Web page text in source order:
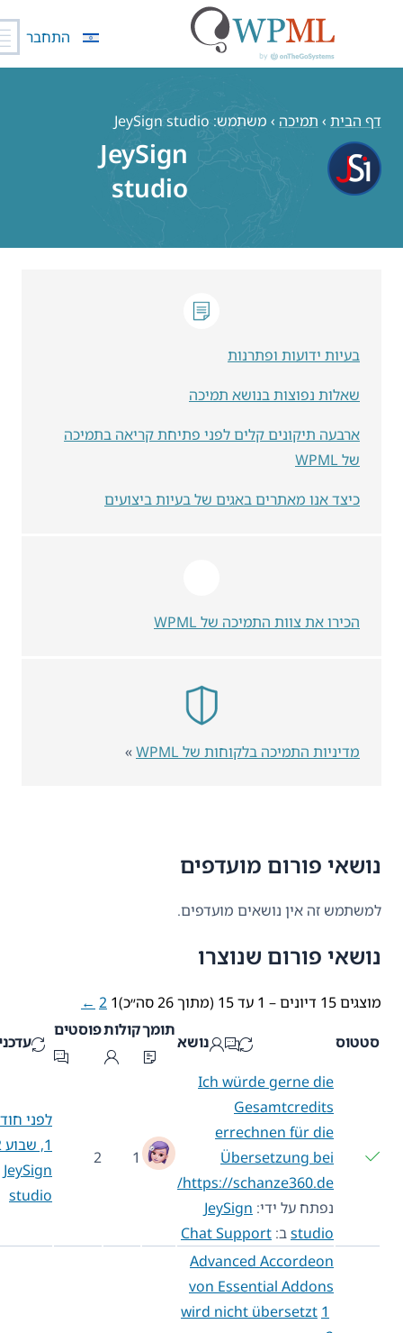
התחבר
דף הבית›תמיכה›משתמש: JeySign studio
JeySign
studio
נושאי פורום מועדפים
למשתמש זה אין נושאים מועדפים.
נושאי פורום שנוצרו
מוצגים 15 דיונים – 1 עד 15 (מתוך 26 סה״כ) 1
2
←
סטטוס
נושא
תומךקולותפוסטים
עדכניות
Ich würde gerne die
Gesamtcredits
errechnen für die
Übersetzung bei
https://schanze360.de/
נפתח על ידי:JeySign
studioב:Chat Support
1
לפני חודש
JeySign
studio
Advanced Accordeon
von Essential Addons
wird nicht übersetzt
בעיות ידועות ופתרנות
שאלות נפוצות בנושא תמיכה
ארבעה תיקונים קלים לפני פתיחת קריאה בתמיכה
של WPML
כיצד אנו מאתרים באגים של בעיות ביצועים
הכירו את צוות התמיכה של WPML
מדיניות התמיכה בלקוחות של WPML »